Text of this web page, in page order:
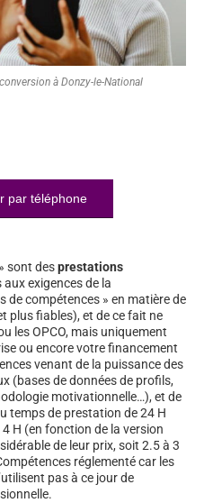
à Donzy-le-National
par téléphone
» sont desprestations
exigences de la
de compétences » en matière de
plus fiables), et de ce fait ne
les OPCO, mais uniquement
ou encore votre financement
venant de la puissance des
(bases de données de profils,
motivationnelle…), et de
temps de prestation de 24 H
H (en fonction de la version
de leur prix, soit 2.5 à 3
réglementé car les
pas à ce jour de